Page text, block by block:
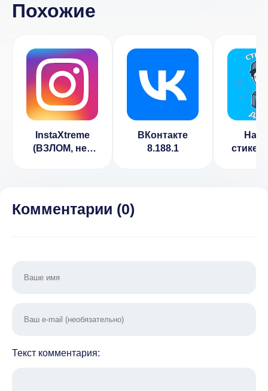
Похожие
InstaXtreme
(ВЗЛОМ, нет
ВКонтакте
8.188.1
Комментарии (0)
Текст комментария: